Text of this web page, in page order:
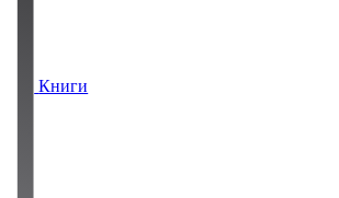
Книги